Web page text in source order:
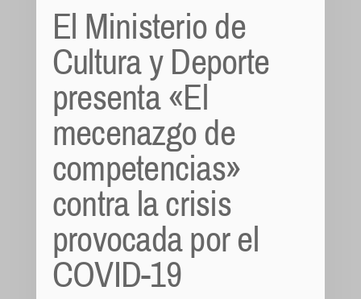
El Ministerio de
Cultura y Deporte
presenta «El
mecenazgo de
competencias»
contra la crisis
provocada por el
COVID-19